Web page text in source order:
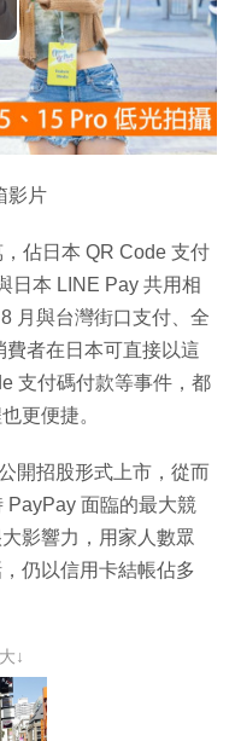
影片
佔日本 QR Code 支付
日本 LINE Pay 共用相
月與台灣街口支付、全
者在日本可直接以這
支付碼付款等事件，都
更便捷。
開招股形式上市，從而
PayPay 面臨的最大競
影響力，用家人數眾
仍以信用卡結帳佔多
↓